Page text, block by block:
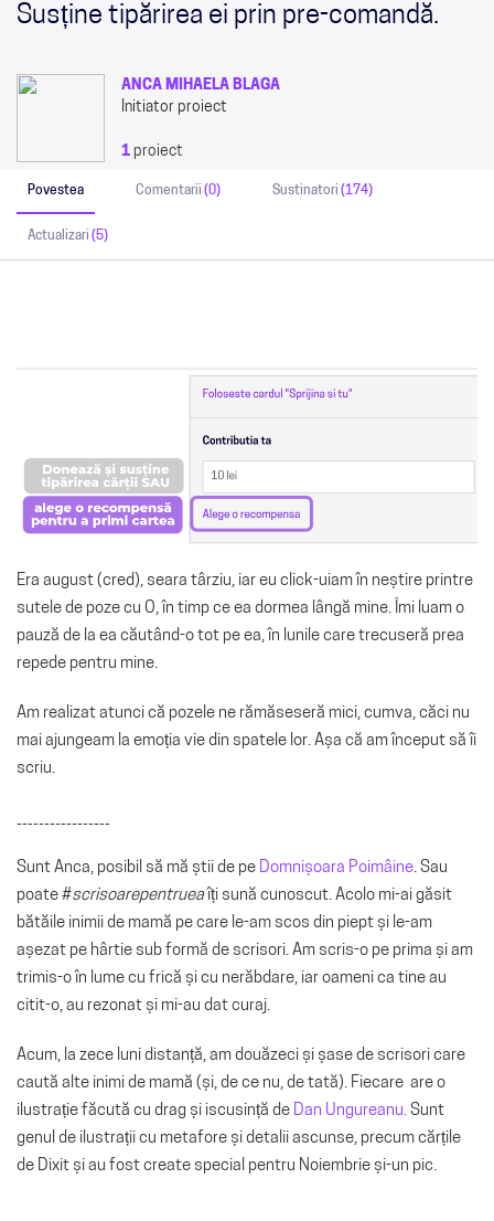
Susține tipărirea ei prin pre-comandă.
ANCA MIHAELA BLAGA
Initiator proiect
1 proiect
Povestea Comentarii (0) Sustinatori (174)
Actualizari (5)
Era august (cred), seara târziu, iar eu click-uiam în neștire printre
sutele de poze cu O, în timp ce ea dormea lângă mine. Îmi luam o
pauză de la ea căutând-o tot pe ea, în lunile care trecuseră prea
repede pentru mine.
Am realizat atunci că pozele ne rămăseseră mici, cumva, căci nu
mai ajungeam la emoția vie din spatele lor. Așa că am început să îi
scriu.
Sunt Anca, posibil să mă știi de pe Domnișoara Poimâine. Sau
poate #scrisoarepentruea îți sună cunoscut. Acolo mi-ai găsit
bătăile inimii de mamă pe care le-am scos din piept și le-am
așezat pe hârtie sub formă de scrisori. Am scris-o pe prima și am
trimis-o în lume cu frică și cu nerăbdare, iar oameni ca tine au
citit-o, au rezonat și mi-au dat curaj.
Acum, la zece luni distanță, am douăzeci și șase de scrisori care
caută alte inimi de mamă (și, de ce nu, de tată). Fiecare are o
ilustrație făcută cu drag și iscusință de Dan Ungureanu. Sunt
genul de ilustrații cu metafore și detalii ascunse, precum cărțile
de Dixit și au fost create special pentru Noiembrie și-un pic.